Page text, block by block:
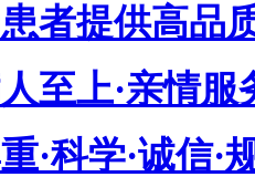
者提供高品
至上·亲情服
·科学·诚信·